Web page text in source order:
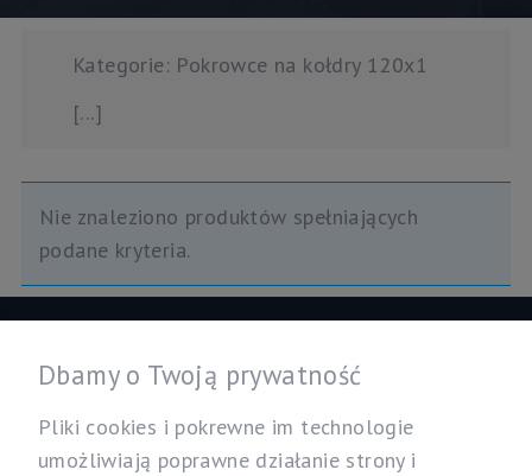
Kategorie: Pokrowce na kołdry 120x1
[...]
Nie znaleziono produktów spełniających
podane kryteria.
Dbamy o Twoją prywatność
Pliki cookies i pokrewne im technologie
umożliwiają poprawne działanie strony i